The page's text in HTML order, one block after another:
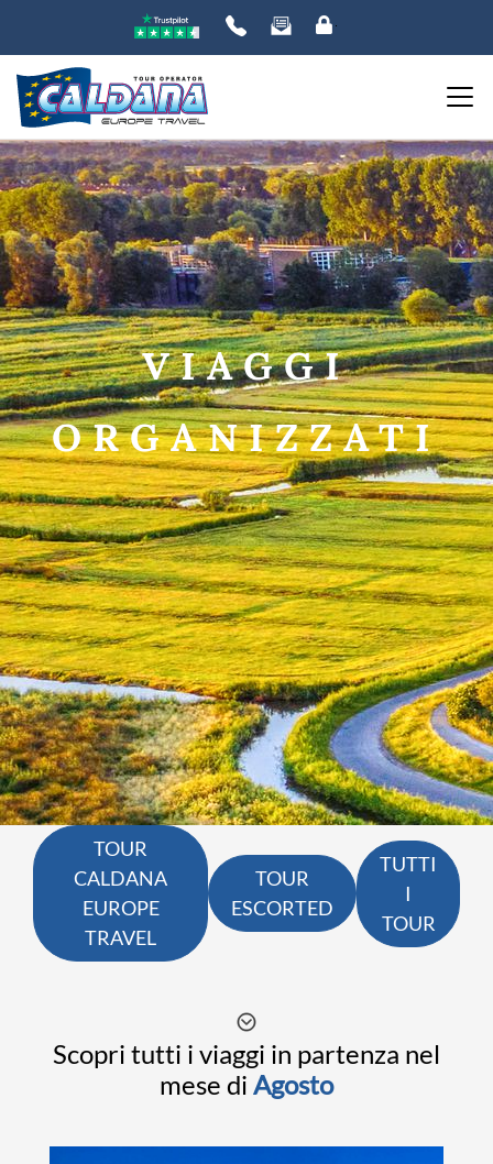
VIAGGI
ORGANIZZATI
TOUR
CALDANA
EUROPE
TRAVEL
TOUR
ESCORTED
TUTTI
I
TOUR
Scopri tutti i viaggi in partenza nel
mese di Agosto
ORDINA PER:
PREZZO
da a
DESTINAZIONE
DATE
QUANDO VUOI PARTIRE?
SCEGLI LE DATE
AGOSTO
FERRAGOSTO
SETTEMBRE
OTTOBRE
PONTE DI OGNISSANTI
NOVEMBRE
DICEMBRE
INTERESSI
QUALI SONO I TUOI INTERESSI?
MERCATINI DI NATALE
NOVITA
EXCLUSIVE
SOGGIORNO CON ESCURSIONI
TOUR ESCORTED
TRATTI DI PASSEGGIATA
SCOPERTA
STORIA
CITTÀ
ARTE E CULTURA
CERCA